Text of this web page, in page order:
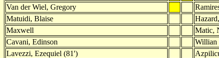
Van der Wiel, Gregory
Matuidi, Blaise
Maxwell
Matic,
Cavani, Edinson
Willian
Lavezzi, Ezequiel (81')